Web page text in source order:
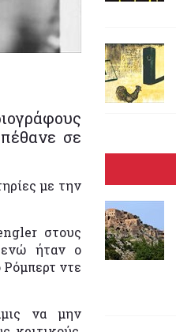
σε
με την
στους
ενώ ήταν ο
Ρόμπερτ ντε
να μην